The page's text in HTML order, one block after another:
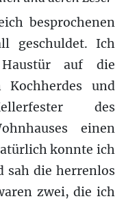
besprochenen
geschuldet. Ich
auf die
Kochherdes und
des
einen
konnte ich
sah die herrenlos
zwei, die ich